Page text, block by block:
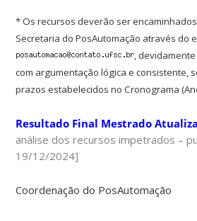
* Os recursos deverão ser
Secretaria do PosAutomação através do
,
com argumentação lógica e consistente,
prazos estabelecidos no Cronograma
Resultado Final Mestrado
análise dos recursos impetrados –
19/12/2024]
Coordenação do PosAutomação